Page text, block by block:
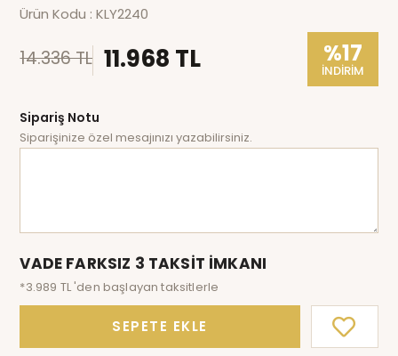
Ürün Kodu :KLY2240
14.336 TL 11.968 TL %17
İNDİRİM
Sipariş Notu
Siparişinize özel mesajınızı yazabilirsiniz.
VADE FARKSIZ 3 TAKSİT İMKANI
*3.989 TL 'den başlayan taksitlerle
SEPETE EKLE